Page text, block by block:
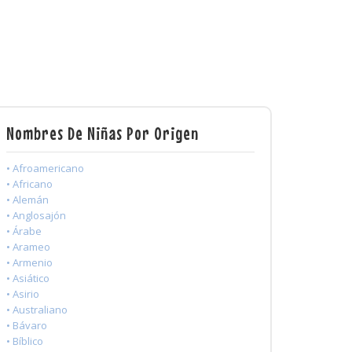
Nombres De Niñas Por Origen
• Afroamericano
• Africano
• Alemán
• Anglosajón
• Árabe
• Arameo
• Armenio
• Asiático
• Asirio
• Australiano
• Bávaro
• Bíblico